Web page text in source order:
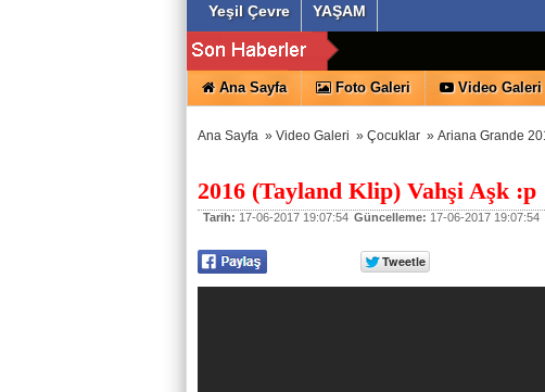
Yeşil Çevre YAŞAM
Ana Sayfa Foto Galeri Video Galeri
Ana Sayfa » Video Galeri » Çocuklar » Ariana Grande
2016 (Tayland Klip) Vahşi Aşk :p
Tarih: 17-06-2017 19:07:54 Güncelleme: 17-06-2017 19:07:54